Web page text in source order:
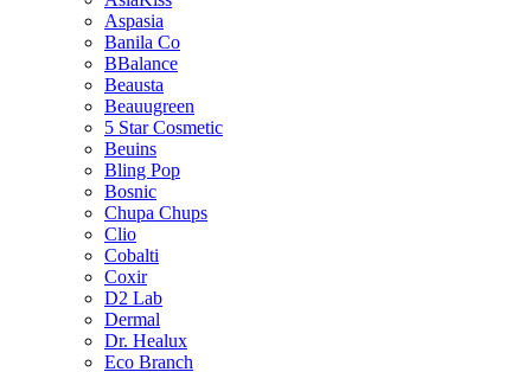
Aspasia
Banila Co
BBalance
Beausta
Beauugreen
5 Star Cosmetic
Beuins
Bling Pop
Bosnic
Chupa Chups
Clio
Cobalti
Coxir
D2 Lab
Dermal
Dr. Healux
Eco Branch